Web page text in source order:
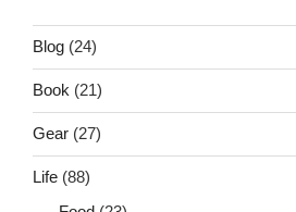
Blog (24)
Book (21)
Gear (27)
Life (88)